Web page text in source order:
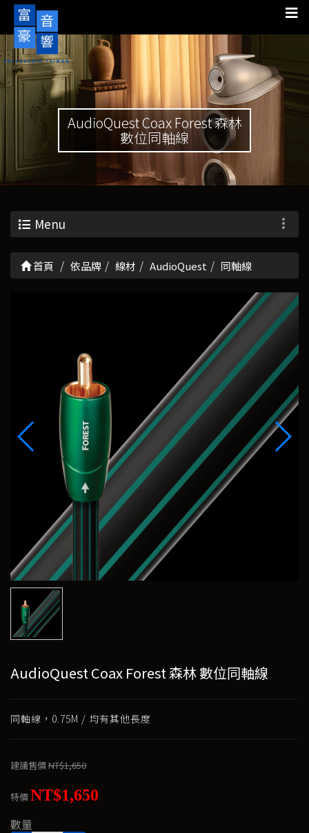
AudioQuest Coax Forest 森林
數位同軸線
Menu
首頁 依品牌 線材 AudioQuest 同軸線
AudioQuest Coax Forest 森林 數位同軸線
同軸線，0.75M / 均有其他長度
建議售價NT$1,650
特價NT$1,650
數量